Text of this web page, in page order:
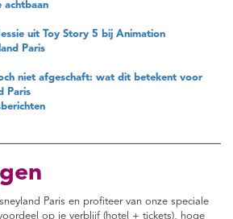
achtbaan
uit Toy Story 5 bij Animation
Paris
niet afgeschaft: wat dit betekent voor
Paris
Paris en profiteer van onze speciale
op je verblijf (hotel + tickets), hoge